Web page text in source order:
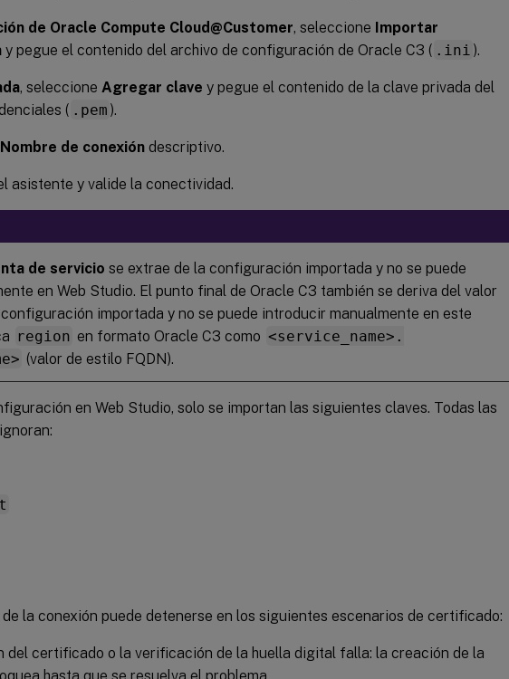
de Oracle Compute Cloud@Customer, seleccione Importar
y pegue el contenido del archivo de configuración de Oracle C3 ( .ini ).
, seleccione Agregar clave y pegue el contenido de la clave privada del
( .pem ).
Nombre de conexión descriptivo.
asistente y valide la conectividad.
de servicio se extrae de la configuración importada y no se puede
en Web Studio. El punto final de Oracle C3 también se deriva del valor
importada y no se puede introducir manualmente en este
region en formato Oracle C3 como <service_name>.
(valor de estilo FQDN).
en Web Studio, solo se importan las siguientes claves. Todas las
la conexión puede detenerse en los siguientes escenarios de certificado:
del certificado o la verificación de la huella digital falla: la creación de la
hasta que se resuelva el problema.